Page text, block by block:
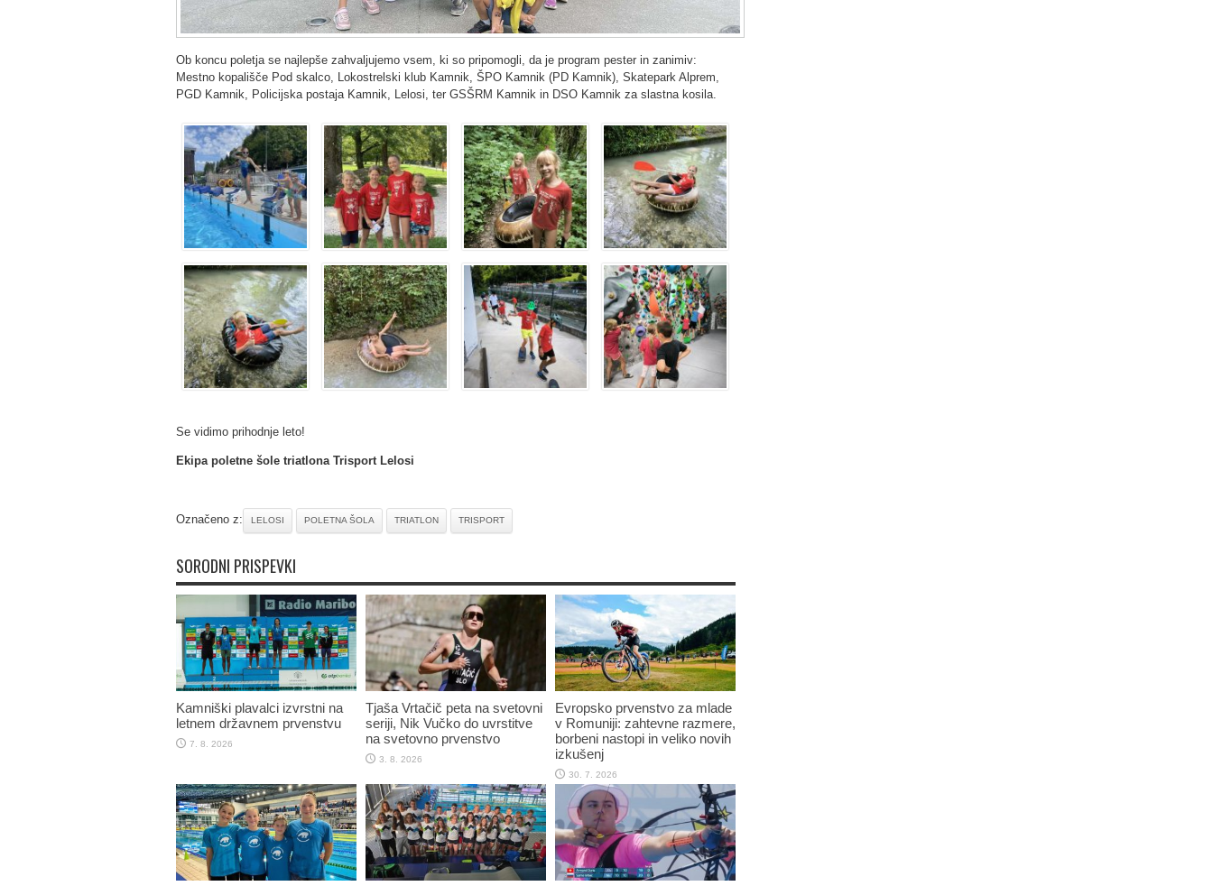
Ob koncu poletja se najlepše zahvaljujemo vsem, ki so pripomogli, da je program pester in zanimiv:
Mestno kopališče Pod skalco, Lokostrelski klub Kamnik, ŠPO Kamnik (PD Kamnik), Skatepark Alprem,
PGD Kamnik, Policijska postaja Kamnik, Lelosi, ter GSŠRM Kamnik in DSO Kamnik za slastna kosila.
Se vidimo prihodnje leto!
Ekipa poletne šole triatlona Trisport Lelosi
Označeno z: LELOSI POLETNA ŠOLA TRIATLON TRISPORT
SORODNI PRISPEVKI
Kamniški plavalci izvrstni na
letnem državnem prvenstvu
7. 8. 2026
Tjaša Vrtačič peta na svetovni
seriji, Nik Vučko do uvrstitve
na svetovno prvenstvo
3. 8. 2026
Evropsko prvenstvo za mlade
v Romuniji: zahtevne razmere,
borbeni nastopi in veliko novih
izkušenj
30. 7. 2026